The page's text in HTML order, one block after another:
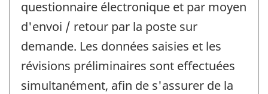
questionnaire électronique et par moyen
d'envoi / retour par la poste sur
demande. Les données saisies et les
révisions préliminaires sont effectuées
simultanément, afin de s'assurer de la